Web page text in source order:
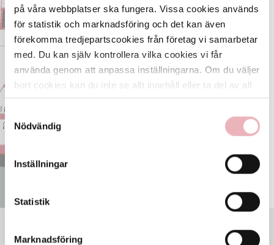
på våra webbplatser ska fungera. Vissa cookies används
för statistik och marknadsföring och det kan även
förekomma tredjepartscookies från företag vi samarbetar
med. Du kan själv kontrollera vilka cookies vi får
använda genom att anpassa inställningarna. Om du väljer
bort cookies kan du inte se allt innehåll eller ta del av all
funktionalitet på denna webbplats.
Samtyckesval
Nödvändig
Inställningar
Statistik
Marknadsföring
Sök och hitta i
Gränbystaden
ÖPPNA KARTAN